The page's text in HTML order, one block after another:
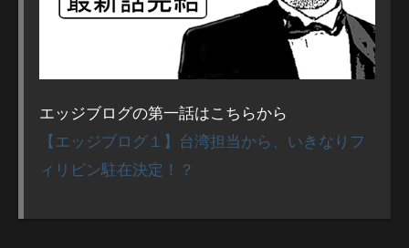
エッジブログの第一話はこちらから
【エッジブログ１】台湾担当から、いきなりフ
ィリピン駐在決定！？